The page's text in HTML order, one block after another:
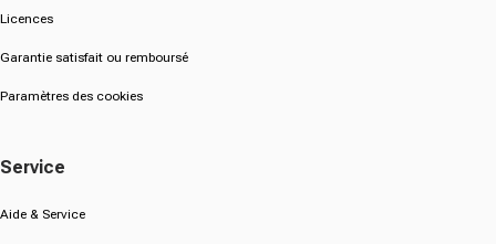
Licences
Garantie satisfait ou remboursé
Paramètres des cookies
Service
Aide & Service